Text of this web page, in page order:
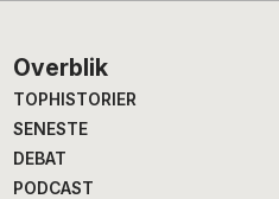
Footer
Overblik
TOPHISTORIER
SENESTE
DEBAT
PODCAST